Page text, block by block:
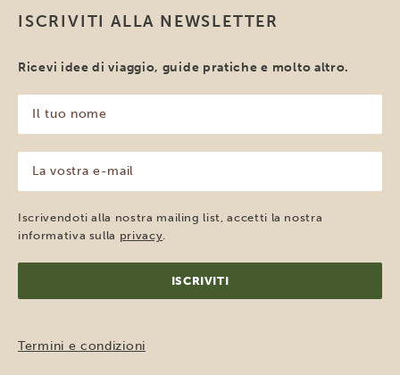
ISCRIVITI ALLA NEWSLETTER
Ricevi idee di viaggio, guide pratiche e molto altro.
tuo
nome
(Obbligatorio)
vostra
e-
mail
(Obbligatorio)
Iscrivendoti alla nostra mailing list, accetti la nostra
informativa sulla privacy.
Termini e condizioni